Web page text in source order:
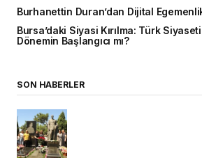
Burhanettin Duran’dan Dijital
Bursa’daki Siyasi Kırılma: Türk
Dönemin Başlangıcı mı?
SON HABERLER